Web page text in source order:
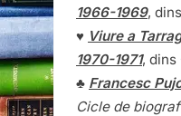
1966-1969,
♥ Viure a
1970-1971, dins
♣ Francesc
Cicle de